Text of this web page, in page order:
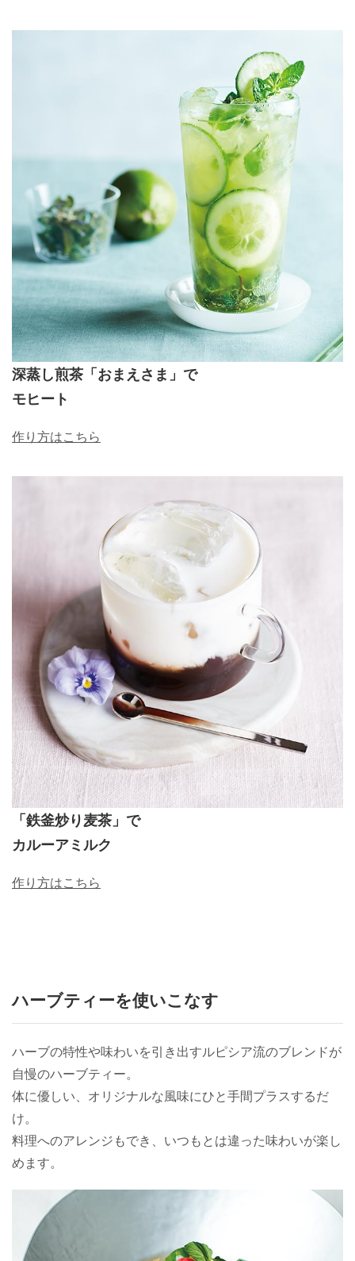
深蒸し煎茶「おまえさま」で
モヒート
作り方はこちら
「鉄釜炒り麦茶」で
カルーアミルク
作り方はこちら
ハーブティーを使いこなす
ハーブの特性や味わいを引き出すルピシア流のブレンドが
自慢のハーブティー。
体に優しい、オリジナルな風味にひと手間プラスするだ
け。
料理へのアレンジもでき、いつもとは違った味わいが楽し
めます。